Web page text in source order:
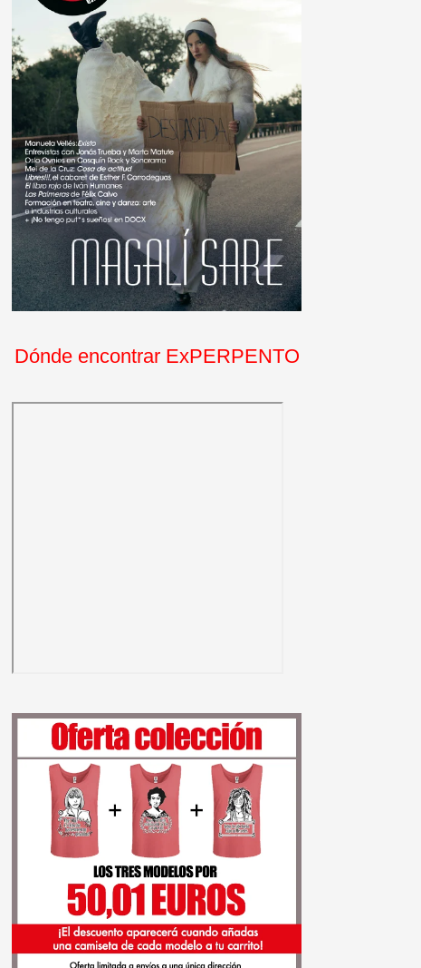
Dónde encontrar ExPERPENTO